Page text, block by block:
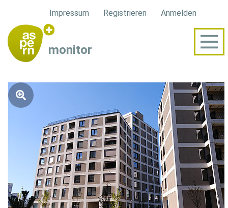
monitor
Impressum Registrieren Anmelden